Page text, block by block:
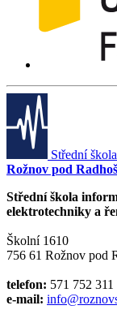
Střední
Rožnov pod
Střední škola
elektrotechniky a
Školní 1610
756 61 Rožnov pod
telefon: 571 752 311
e-mail: